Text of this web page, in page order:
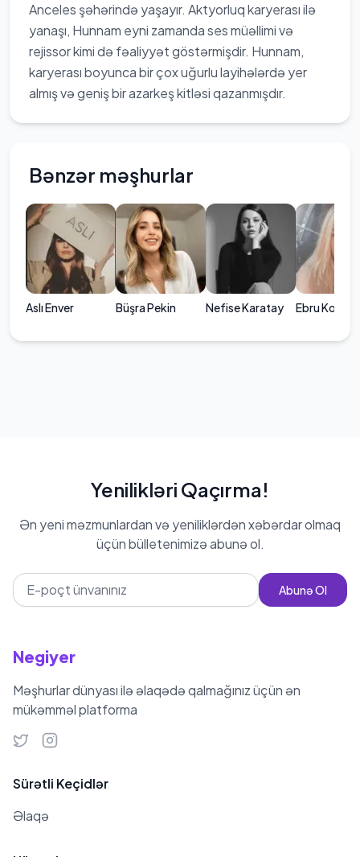
Anceles şəhərində yaşayır. Aktyorluq karyerası ilə
yanaşı, Hunnam eyni zamanda ses müəllimi və
rejissor kimi də fəaliyyət göstərmişdir. Hunnam,
karyerası boyunca bir çox uğurlu layihələrdə yer
almış və geniş bir azarkeş kitləsi qazanmışdır.
Bənzər məşhurlar
Aslı Enver Büşra Pekin Nefise Karatay Ebru
Yenilikləri Qaçırma!
Ən yeni məzmunlardan və yeniliklərdən xəbərdar olmaq
üçün bülletenimizə abunə ol.
Abunə Ol
Negiyer
Məşhurlar dünyası ilə əlaqədə qalmağınız üçün ən
mükəmməl platforma
Sürətli Keçidlər
Əlaqə